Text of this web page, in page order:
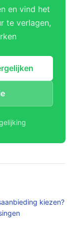
en vind het
te verlagen,
kiezen?